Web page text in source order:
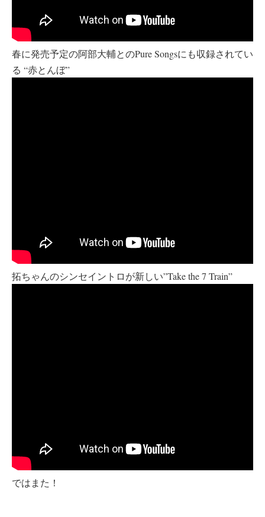
春に発売予定の阿部大輔とのPure Songsにも収録されてい
る “赤とんぼ”
拓ちゃんのシンセイントロが新しい”Take the 7 Train”
ではまた！